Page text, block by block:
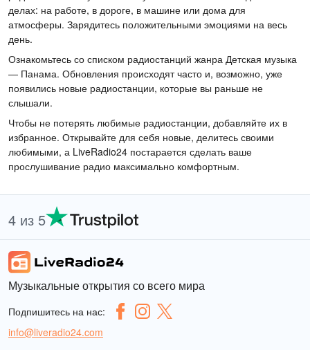
делах: на работе, в дороге, в машине или дома для
атмосферы. Зарядитесь положительными эмоциями на весь
день.
Ознакомьтесь со списком радиостанций жанра Детская музыка
— Панама. Обновления происходят часто и, возможно, уже
появились новые радиостанции, которые вы раньше не
слышали.
Чтобы не потерять любимые радиостанции, добавляйте их в
избранное. Открывайте для себя новые, делитесь своими
любимыми, а LiveRadio24 постарается сделать ваше
прослушивание радио максимально комфортным.
4 из 5
Музыкальные открытия со всего мира
Подпишитесь на нас:
info@liveradio24.com